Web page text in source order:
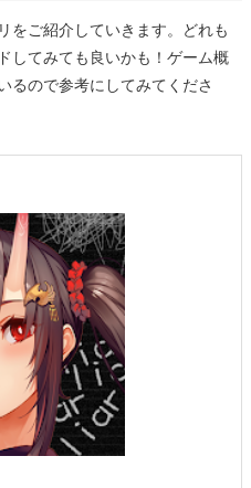
をご紹介していきます。どれも
してみても良いかも！ゲーム概
るので参考にしてみてくださ